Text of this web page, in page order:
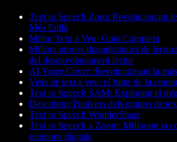
Text to Speech Zoro: Revolucionant
Més Enllà
Millor Text a Veu: Guia Completa
Millors proves diagnòstiques de
del desenvolupament lector
AI Voice Cover: Revolucionant la
Veus de text a veu: el futur de la
Text to Speech SAM: Explorant el
Descobrint l'univers dels motors de
Text to Speech WonderShare
Text to Speech a Zoom: Millorant la
reunions digitals